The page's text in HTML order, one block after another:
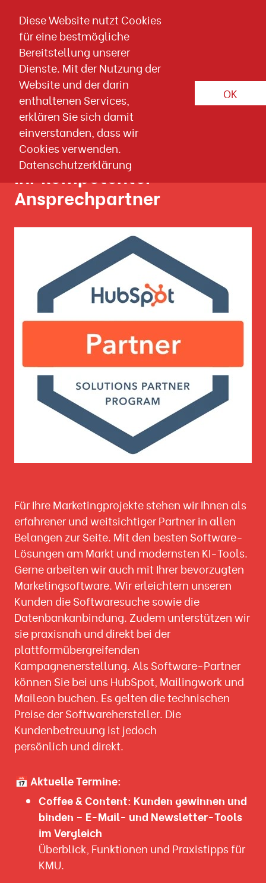
Diese Website nutzt Cookies
für eine bestmögliche
Bereitstellung unserer
Dienste. Mit der Nutzung der
Website und der darin
enthaltenen Services,
erklären Sie sich damit
einverstanden, dass wir
Cookies verwenden.
Datenschutzerklärung
OK
Home
Gemeinsam das Beste
erreichen
Plattformübergreifendes E-Mail, Online und
Social-Media Marketing
Ihr kompetenter
Ansprechpartner
Für Ihre Marketingprojekte stehen wir Ihnen als
erfahrener und weitsichtiger Partner in allen
Belangen zur Seite. Mit den besten Software-
Lösungen am Markt und modernsten KI-Tools.
Gerne arbeiten wir auch mit Ihrer bevorzugten
Marketingsoftware. Wir erleichtern unseren
Kunden die Softwaresuche sowie die
Datenbankanbindung. Zudem unterstützen wir
sie praxisnah und direkt bei der
plattformübergreifenden
Kampagnenerstellung. Als Software-Partner
können Sie bei uns HubSpot, Mailingwork und
Maileon buchen. Es gelten die technischen
Preise der Softwarehersteller. Die
Kundenbetreuung ist jedoch
persönlich und direkt.
📅 Aktuelle Termine:
Coffee & Content: Kunden gewinnen und
binden – E-Mail- und Newsletter-Tools
im Vergleich
Überblick, Funktionen und Praxistipps für
KMU.